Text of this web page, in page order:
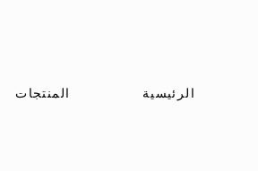
الرئيسية المنتجات